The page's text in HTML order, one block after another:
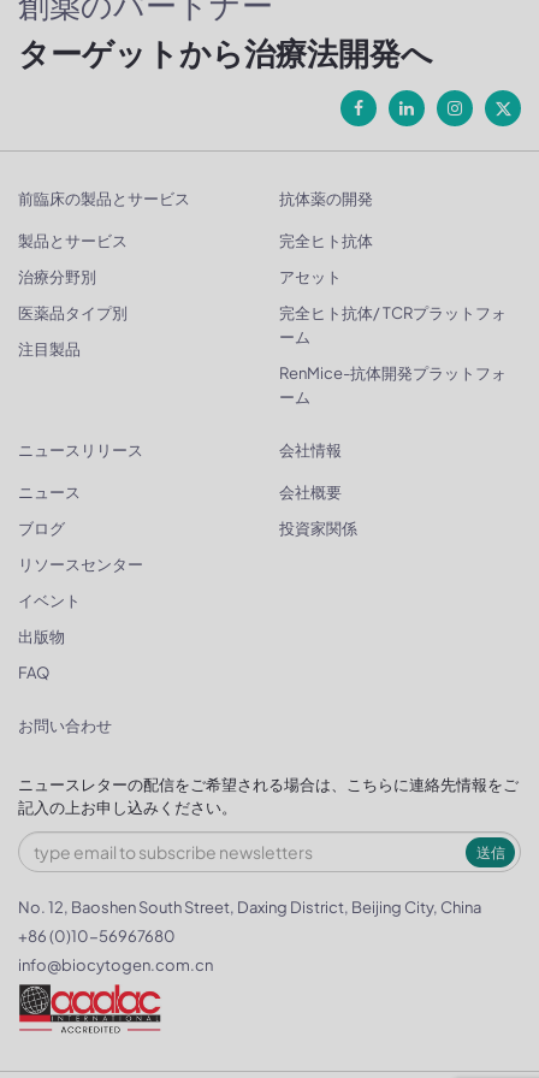
ターゲットから治療法開発へ
前臨床の製品とサービス
製品とサービス
治療分野別
医薬品タイプ別
注目製品
抗体薬の開発
完全ヒト抗体
アセット
完全ヒト抗体/ TCRプラットフォ
ーム
RenMice-抗体開発プラットフォ
ーム
ニュースリリース
ニュース
ブログ
リソースセンター
イベント
出版物
FAQ
会社情報
会社概要
投資家関係
お問い合わせ
ニュースレターの配信をご希望される場合は、こちらに連絡先情報をご
記入の上お申し込みください。
送信
No. 12, Baoshen South Street, Daxing District, Beijing City, China
+86 (0)10-56967680
info@biocytogen.com.cn